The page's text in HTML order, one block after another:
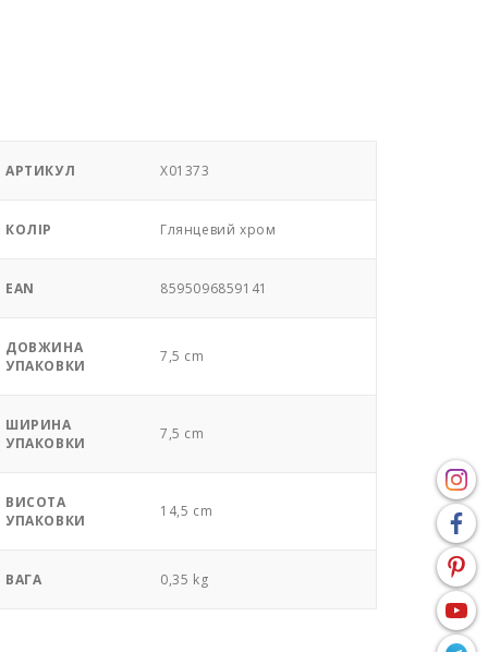
АРТИКУЛ X01373
КОЛІР Глянцевий хром
EAN 8595096859141
ДОВЖИНА
УПАКОВКИ
7,5 cm
ШИРИНА
УПАКОВКИ
7,5 cm
ВИСОТА
УПАКОВКИ
14,5 cm
ВАГА 0,35 kg